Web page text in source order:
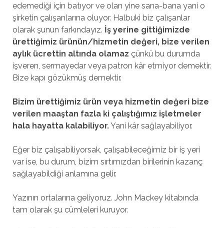
edemediği için batıyor ve olan yine sana-bana yani o
şirketin çalışanlarına oluyor. Halbuki biz çalışanlar
olarak şunun farkındayız. İş yerine gittiğimizde
ürettiğimiz ürünün/hizmetin değeri, bize verilen
aylık ücrettin altında olamaz çünkü bu durumda
işveren, sermayedar veya patron kâr etmiyor demektir.
Bize kapı gözükmüş demektir.
Bizim ürettiğimiz ürün veya hizmetin değeri bize
verilen maaştan fazla ki çalıştığımız işletmeler
hala hayatta kalabiliyor.Yani kâr sağlayabiliyor.
Eğer biz çalışabiliyorsak, çalışabileceğimiz bir iş yeri
var ise, bu durum, bizim sırtımızdan birilerinin kazanç
sağlayabildiği anlamına gelir.
Yazının ortalarına geliyoruz. John Mackey kitabında
tam olarak şu cümleleri kuruyor.